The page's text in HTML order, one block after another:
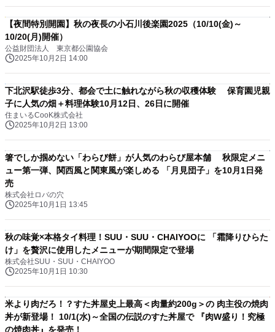
【夜間特別開園】秋の夜長の小石川後楽園2025（10/10(金)～
10/20(月)開催）
公益財団法人 東京都公園協会
2025年10月2日 14:00
下北沢駅徒歩3分、都会で土に触れながら秋の収穫体験 保育園児親
子に人気の畑＋料理体験10月12日、26日に開催
住まいるCooK株式会社
2025年10月2日 13:00
箸でしか掴めない「わらび餅」が人気のわらび屋本舗 秋限定メニ
ュー第一弾、関西風と関東風が楽しめる 「月見団子」を10月1日発
売
株式会社ロバの穴
2025年10月1日 13:45
秋の味覚×本格タイ料理！SUU・SUU・CHAIYOOに 「霜降りひらた
け」を贅沢に使用したメニューが期間限定で登場
株式会社SUU・SUU・CHAIYOO
2025年10月1日 10:30
米より肉だろ！？すた丼屋史上最高＜肉量約200g＞の 肉主役の焼肉
丼が新登場！ 10/1(水)～全国の伝説のすた丼屋で 『肉W盛り！究極
の焼肉丼』を発売！